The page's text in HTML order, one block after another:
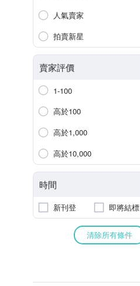
人氣賣家
拍賣新星
賣家評價
1-100
高於100
高於1,000
高於10,000
時間
新刊登 即將結標
清除所有條件